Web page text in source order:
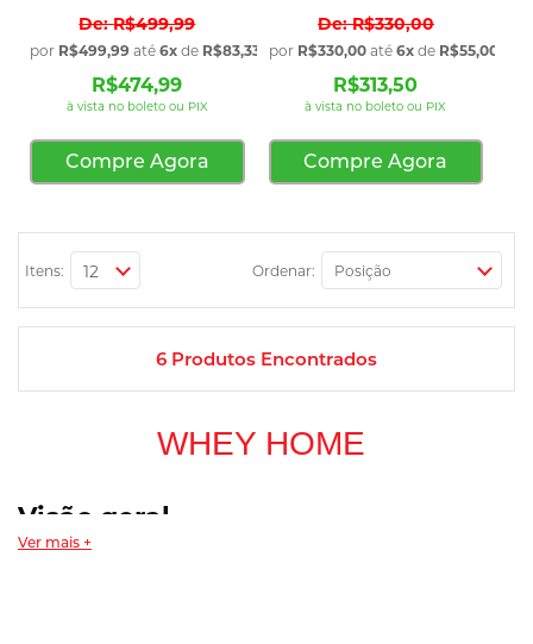
R$499,99
por R$499,99 até 6x de R$83,33 sem juros
R$474,99
à vista no boleto ou PIX
Compre Agora
R$330,00
por R$330,00até 6xde R$55,00
R$313,50
à vista no boleto ou PIX
Compre Agora
Itens: Ordenar:
6 Produtos Encontrados
WHEY HOME
Visão geral
Ver mais +